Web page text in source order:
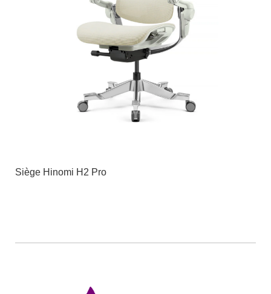
Siège Hinomi H2 Pro